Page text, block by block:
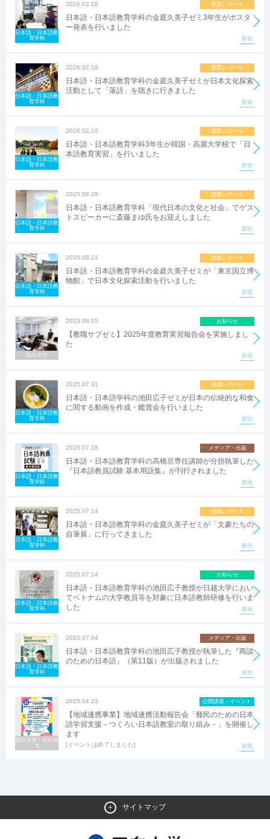
2026.02.18 授業レポート
日本語・日本語教育学科の金庭久美子ゼミ3年生がポスタ
ー発表を行いました
新宿
日本語・日本語教
育学科
2026.02.18 授業レポート
日本語・日本語教育学科の金庭久美子ゼミが日本文化探索
活動として「落語」を聴きに行きました
新宿
日本語・日本語教
育学科
2026.02.10 授業レポート
日本語・日本語教育学科3年生が韓国・高麗大学校で「日
本語教育実習」を行いました
新宿
日本語・日本語教
育学科
2025.08.29 授業レポート
日本語・日本語教育学科「現代日本の文化と社会」でゲス
トスピーカーに斎藤まゆ氏をお迎えしました
新宿
日本語・日本語教
育学科
2025.08.21 授業レポート
日本語・日本語教育学科の金庭久美子ゼミが「東京国立博
物館」で日本文化探索活動を行いました
新宿
日本語・日本語教
育学科
2025.08.05 お知らせ
【教職サブゼミ】2025年度教育実習報告会を実施しまし
た
新宿
目白大学
2025.07.31 授業レポート
日本語・日本語学科の池田広子ゼミが日本の伝統的な和食
に関する動画を作成・鑑賞会を行いました
新宿
日本語・日本語教
育学科
2025.07.18 メディア・出版
日本語・日本語教育学科の高橋亘専任講師が分担執筆した
『日本語教員試験 基本用語集』が刊行されました
新宿
日本語・日本語教
育学科
2025.07.14 授業レポート
日本語・日本語教育学科の金庭久美子ゼミが「文豪たちの
自筆展」に行ってきました
新宿
日本語・日本語教
育学科
2025.07.14 お知らせ
日本語・日本語教育学科の池田広子教授が日越大学におい
てベトナムの大学教員等を対象に日本語教師研修を行いま
した
新宿
日本語・日本語教
育学科
2025.07.04 メディア・出版
日本語・日本語教育学科の池田広子教授が執筆した『商談
のための日本語』（第11版）が出版されました
新宿
日本語・日本語教
育学科
2025.04.23 公開講座・イベント
【地域連携事業】地域連携活動報告会「難民のための日本
語学習支援－つくろい日本語教室の取り組み－」を開催し
ます
イベントは終了しました 新宿
目白大学・目白短
大
サイトマップ